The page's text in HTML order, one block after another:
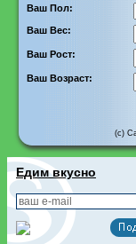
Ваш Пол:
Ваш Вес:
Ваш Рост:
Ваш Возраст:
(c)
Едим вкусно